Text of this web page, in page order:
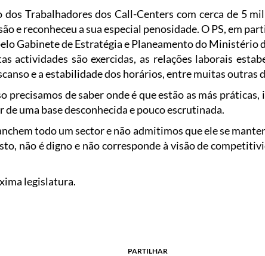
Trabalhadores dos Call-Centers com cerca de 5
e reconheceu a sua especial penosidade. O PS, em
Gabinete de Estratégia e Planeamento do Ministério
actividades são exercidas, as relações laborais
e a estabilidade dos horários, entre muitas outras
precisamos de saber onde é que estão as más
uma base desconhecida e pouco escrutinada.
todo um sector e não admitimos que ele se
não é digno e não corresponde à visão de
legislatura.
PARTILHAR